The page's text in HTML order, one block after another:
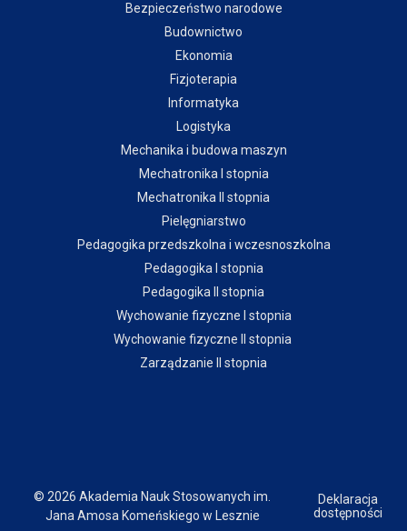
Bezpieczeństwo narodowe
Budownictwo
Ekonomia
Fizjoterapia
Informatyka
Logistyka
Mechanika i budowa maszyn
Mechatronika I stopnia
Mechatronika II stopnia
Pielęgniarstwo
Pedagogika przedszkolna i wczesnoszkolna
Pedagogika I stopnia
Pedagogika II stopnia
Wychowanie fizyczne I stopnia
Wychowanie fizyczne II stopnia
Zarządzanie II stopnia
© 2026 Akademia Nauk Stosowanych im.
Jana Amosa Komeńskiego w Lesznie
Deklaracja
dostępności